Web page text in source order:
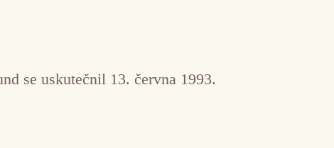
se uskutečnil 13. června 1993.